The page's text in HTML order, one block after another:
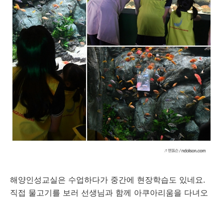
해양인성교실은 수업하다가 중간에 현장학습도 있네요.
직접 물고기를 보러 선생님과 함께 아쿠아리움을 다녀오